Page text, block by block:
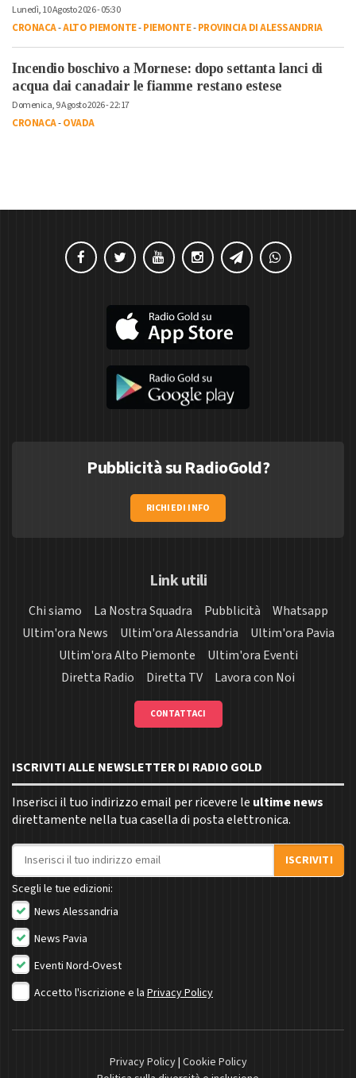
Lunedì, 10 Agosto 2026 - 05:30
CRONACA-ALTO PIEMONTE-PIEMONTE-PROVINCIA DI ALESSANDRIA
Incendio boschivo a Mornese: dopo settanta lanci di
acqua dai canadair le fiamme restano estese
Domenica, 9 Agosto 2026 - 22:17
CRONACA-OVADA
Pubblicità su RadioGold?
RICHIEDI INFO
Link utili
Chi siamo La Nostra Squadra Pubblicità
Whatsapp
Ultim'ora News
Ultim'ora Alessandria
Ultim'ora Pavia
Ultim'ora Alto Piemonte
Ultim'ora Eventi
Diretta Radio
Diretta TV Lavora con Noi
CONTATTACI
ISCRIVITI ALLE NEWSLETTER DI RADIO GOLD
Inserisci il tuo indirizzo email per ricevere le ultime news
direttamente nella tua casella di posta elettronica.
Indirizzo email
ISCRIVITI
Scegli le tue edizioni:
News Alessandria
News Pavia
Eventi Nord-Ovest
Accetto l'iscrizione e la Privacy Policy
Privacy Policy| Cookie Policy